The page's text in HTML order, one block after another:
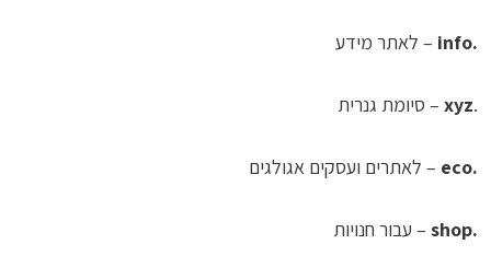
.info – לאתר מידע
.
xyz – סיומת גנרית
.eco – לאתרים ועסקים אגולגים
.shop – עבור חנויות